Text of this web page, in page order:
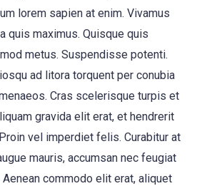
lorem sapien at enim. Vivamus
quis maximus. Quisque quis
metus. Suspendisse potenti.
ad litora torquent per conubia
Cras scelerisque turpis et
gravida elit erat, et hendrerit
vel imperdiet felis. Curabitur at
mauris, accumsan nec feugiat
commodo elit erat, aliquet